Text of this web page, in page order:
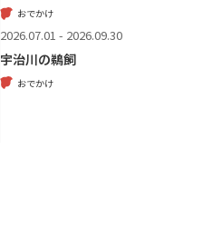
おでかけ
2026.07.01 - 2026.09.30
宇治川の鵜飼
おでかけ